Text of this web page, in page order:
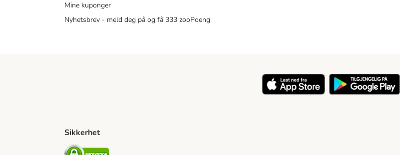
Mine kuponger
Nyhetsbrev - meld deg på og få 333 zooPoeng
Sikkerhet
Security